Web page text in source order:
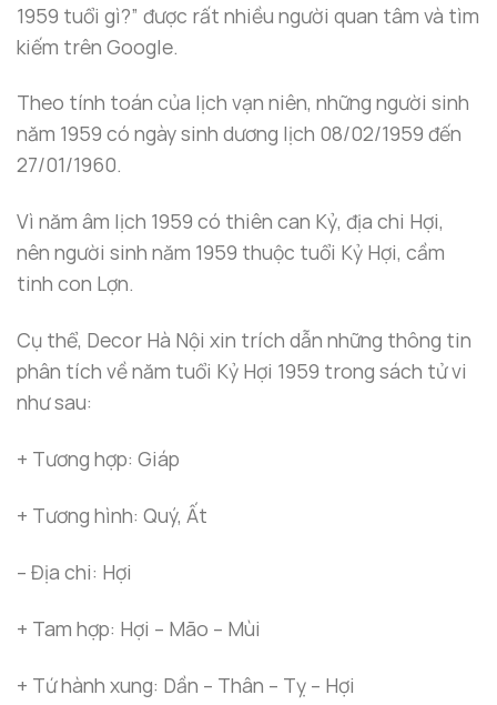
1959 tuổi gì?” được rất nhiều người quan tâm và tìm
kiếm trên Google.
Theo tính toán của lịch vạn niên, những người sinh
năm 1959 có ngày sinh dương lịch 08/02/1959 đến
27/01/1960.
Vì năm âm lịch 1959 có thiên can Kỷ, địa chi Hợi,
nên người sinh năm 1959 thuộc tuổi Kỷ Hợi, cầm
tinh con Lợn.
Cụ thể, Decor Hà Nội xin trích dẫn những thông tin
phân tích về năm tuổi Kỷ Hợi 1959 trong sách tử vi
như sau:
+ Tương hợp: Giáp
+ Tương hình: Quý, Ất
– Địa chi: Hợi
+ Tam hợp: Hợi – Mão – Mùi
+ Tứ hành xung: Dần – Thân – Tỵ – Hợi